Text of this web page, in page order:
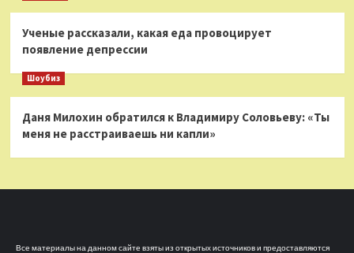
Ученые рассказали, какая еда провоцирует
появление депрессии
Шоубиз
Даня Милохин обратился к Владимиру Соловьеву: «Ты
меня не расстраиваешь ни капли»
Все материалы на данном сайте взяты из открытых источников и предоставляются